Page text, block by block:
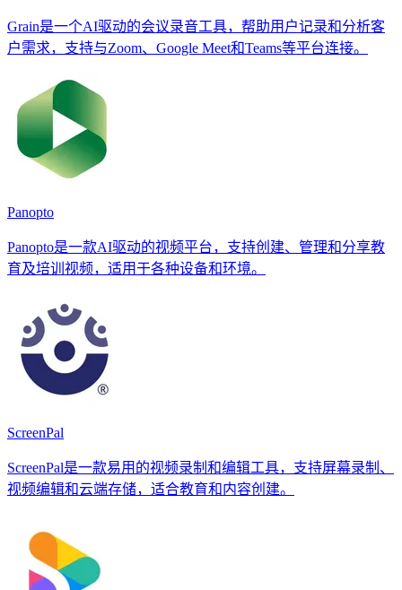
Grain是一个AI驱动的会议录音工具，帮助用户记录和分析客
户需求，支持与Zoom、Google Meet和Teams等平台连接。
Panopto
Panopto是一款AI驱动的视频平台，支持创建、管理和分享教
育及培训视频，适用于各种设备和环境。
ScreenPal
ScreenPal是一款易用的视频录制和编辑工具，支持屏幕录制、
视频编辑和云端存储，适合教育和内容创建。